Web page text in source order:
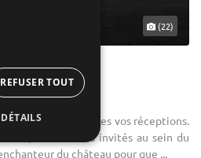
(22)
et-Vilaine (35)
pour toutes vos réceptions.
recevez vos invités au sein du
du château pour que ...
REFUSER TOUT